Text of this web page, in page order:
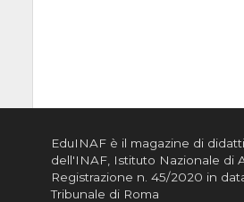
EduINAF è il magazine di
dell'INAF, Istituto Nazionale di
Registrazione n. 45/2020 in
Tribunale di Roma